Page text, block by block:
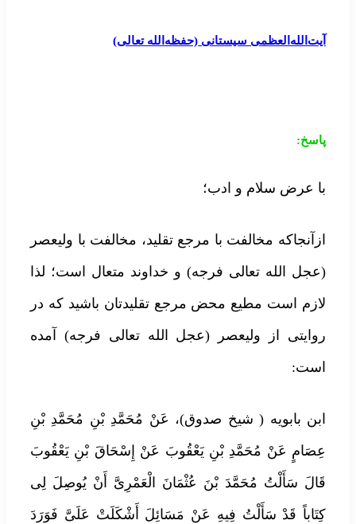
آیت‌الله‌العظمی سیستانی (حفظه‌الله تعالی)
پاسخ:
با عرض سلام و ادب؛
ازآنجاکه مخالفت با مرجع تقلید، مخالفت با ولیعصر
(عجل الله تعالی فرجه) و خداوند متعال است؛ لذا
لازم است مطیع محض مرجع تقلیدتان باشید که در
روایتی از ولیعصر (عجل الله تعالی فرجه) آمده
است:
ابن بابویه ( شیخ صدوق)، عَنْ مُحَمَّدِ بْنِ مُحَمَّدِ بْنِ
عِصَامٍ عَنْ مُحَمَّدِ بْنِ یَعْقُوبَ عَنْ إِسْحَاقَ بْنِ یَعْقُوبَ
قَالَ سَأَلْتُ مُحَمَّدَ بْنَ عُثْمَانَ الْعَمْرِیَّ أَنْ یُوصِلَ لِی
کِتَاباً قَدْ سَأَلْتُ فِیهِ عَنْ مَسَائِلَ أَشْکَلَتْ عَلَیَّ فَوَرَدَ